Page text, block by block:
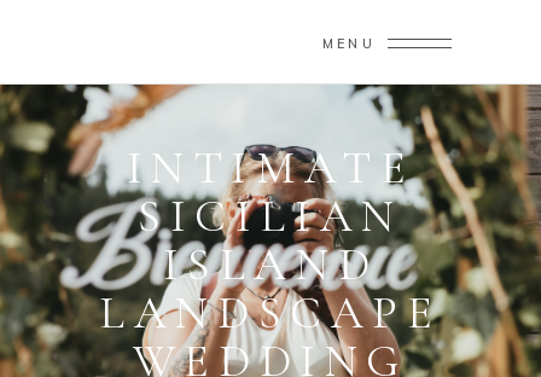
MENU
INTIMATE
SICILIAN
ISLAND
LANDSCAPE
WEDDING